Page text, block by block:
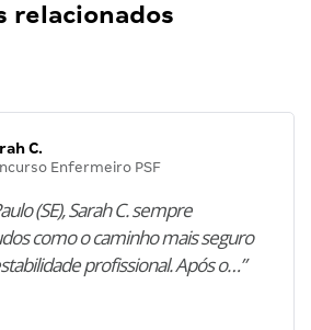
relacionados
C.
Enfermeiro PSF
(SE), Sarah C. sempre
como o caminho mais seguro
profissional. Após o…”